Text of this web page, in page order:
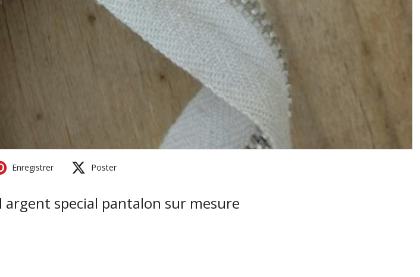
Enregistrer Poster
special pantalon sur mesure